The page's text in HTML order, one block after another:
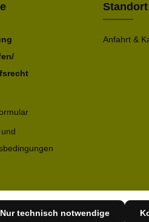
Standort
Anfahrt &
Nur technisch notwendige